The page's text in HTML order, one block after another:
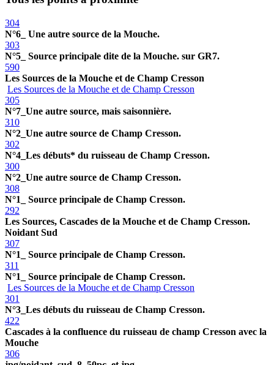
304
N°6_ Une autre source de la Mouche.
303
N°5_ Source principale dite de la Mouche. sur GR7.
590
Les Sources de la Mouche et de Champ Cresson
Les Sources de la Mouche et de Champ Cresson
305
N°7_Une autre source, mais saisonnière.
310
N°2_Une autre source de Champ Cresson.
302
N°4_Les débuts* du ruisseau de Champ Cresson.
300
N°2_Une autre source de Champ Cresson.
308
N°1_ Source principale de Champ Cresson.
292
Les Sources, Cascades de la Mouche et de Champ Cresson.
Noidant Sud
307
N°1_ Source principale de Champ Cresson.
311
N°1_ Source principale de Champ Cresson.
Les Sources de la Mouche et de Champ Cresson
301
N°3_Les débuts du ruisseau de Champ Cresson.
422
Cascades à la confluence du ruisseau de champ Cresson avec la
Mouche
306